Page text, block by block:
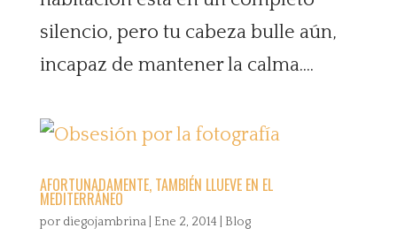
silencio, pero tu cabeza bulle aún,
incapaz de mantener la calma....
AFORTUNADAMENTE, TAMBIÉN LLUEVE EN EL
MEDITERRÁNEO
por diegojambrina| Ene 2, 2014 Blog